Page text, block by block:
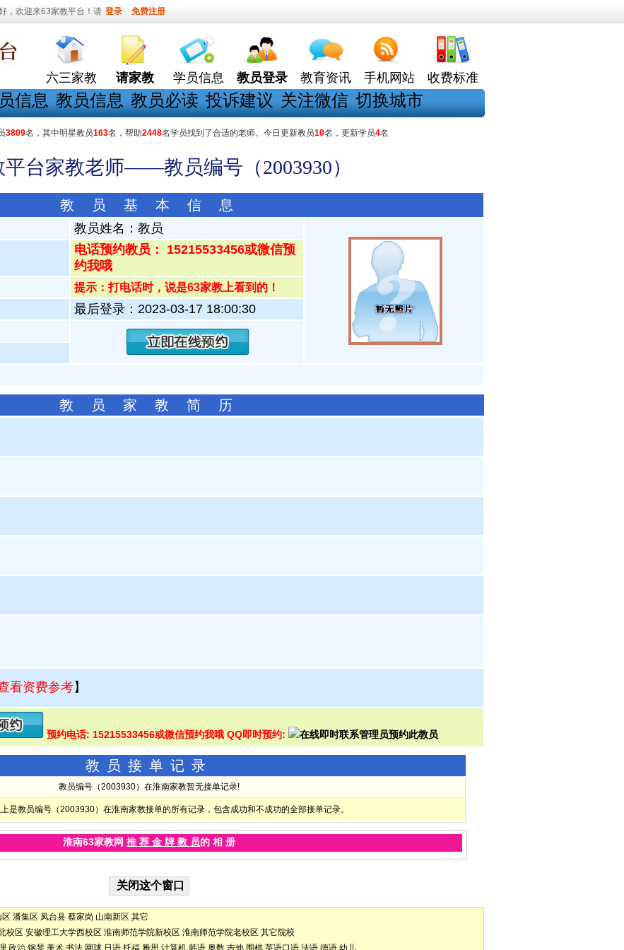
，欢迎来63家教平台！请 登录 免费注册
六三家教 请家教 学员信息 教员登录 教育资讯 手机网站 收费标准
信息 教员信息 教员必读 投诉建议 关注微信 切换城市
3809名，其中明星教员163名，帮助2448名学员找到了合适的老师。今日更新教员10名，更新学员4名
平台家教老师——教员编号（2003930）
教 员 基 本 信 息
教员姓名： 教员
电话预约教员： 15215533456或微信预
约我哦
提示：打电话时，说是63家教上看到的！
最后登录：2023-03-17 18:00:30
教 员 家 教 简 历
看资费参考】
预约电话: 15215533456或微信预约我哦 QQ即时预约:
教员接单记录
教员编号（2003930）在淮南家教暂无接单记录!
是教员编号（2003930）在淮南家教接单的所有记录，包含成功和不成功的全部接单记录。
淮南63家教网 推 荐 金 牌 教 员的 相 册
区 潘集区 凤台县 蔡家岗 山南新区 其它
校区 安徽理工大学西校区 淮南师范学院新校区 淮南师范学院老校区 其它院校
政治 钢琴 美术 书法 网球 日语 托福 雅思 计算机 韩语 奥数 吉他 围棋 英语口语 法语 德语 幼儿